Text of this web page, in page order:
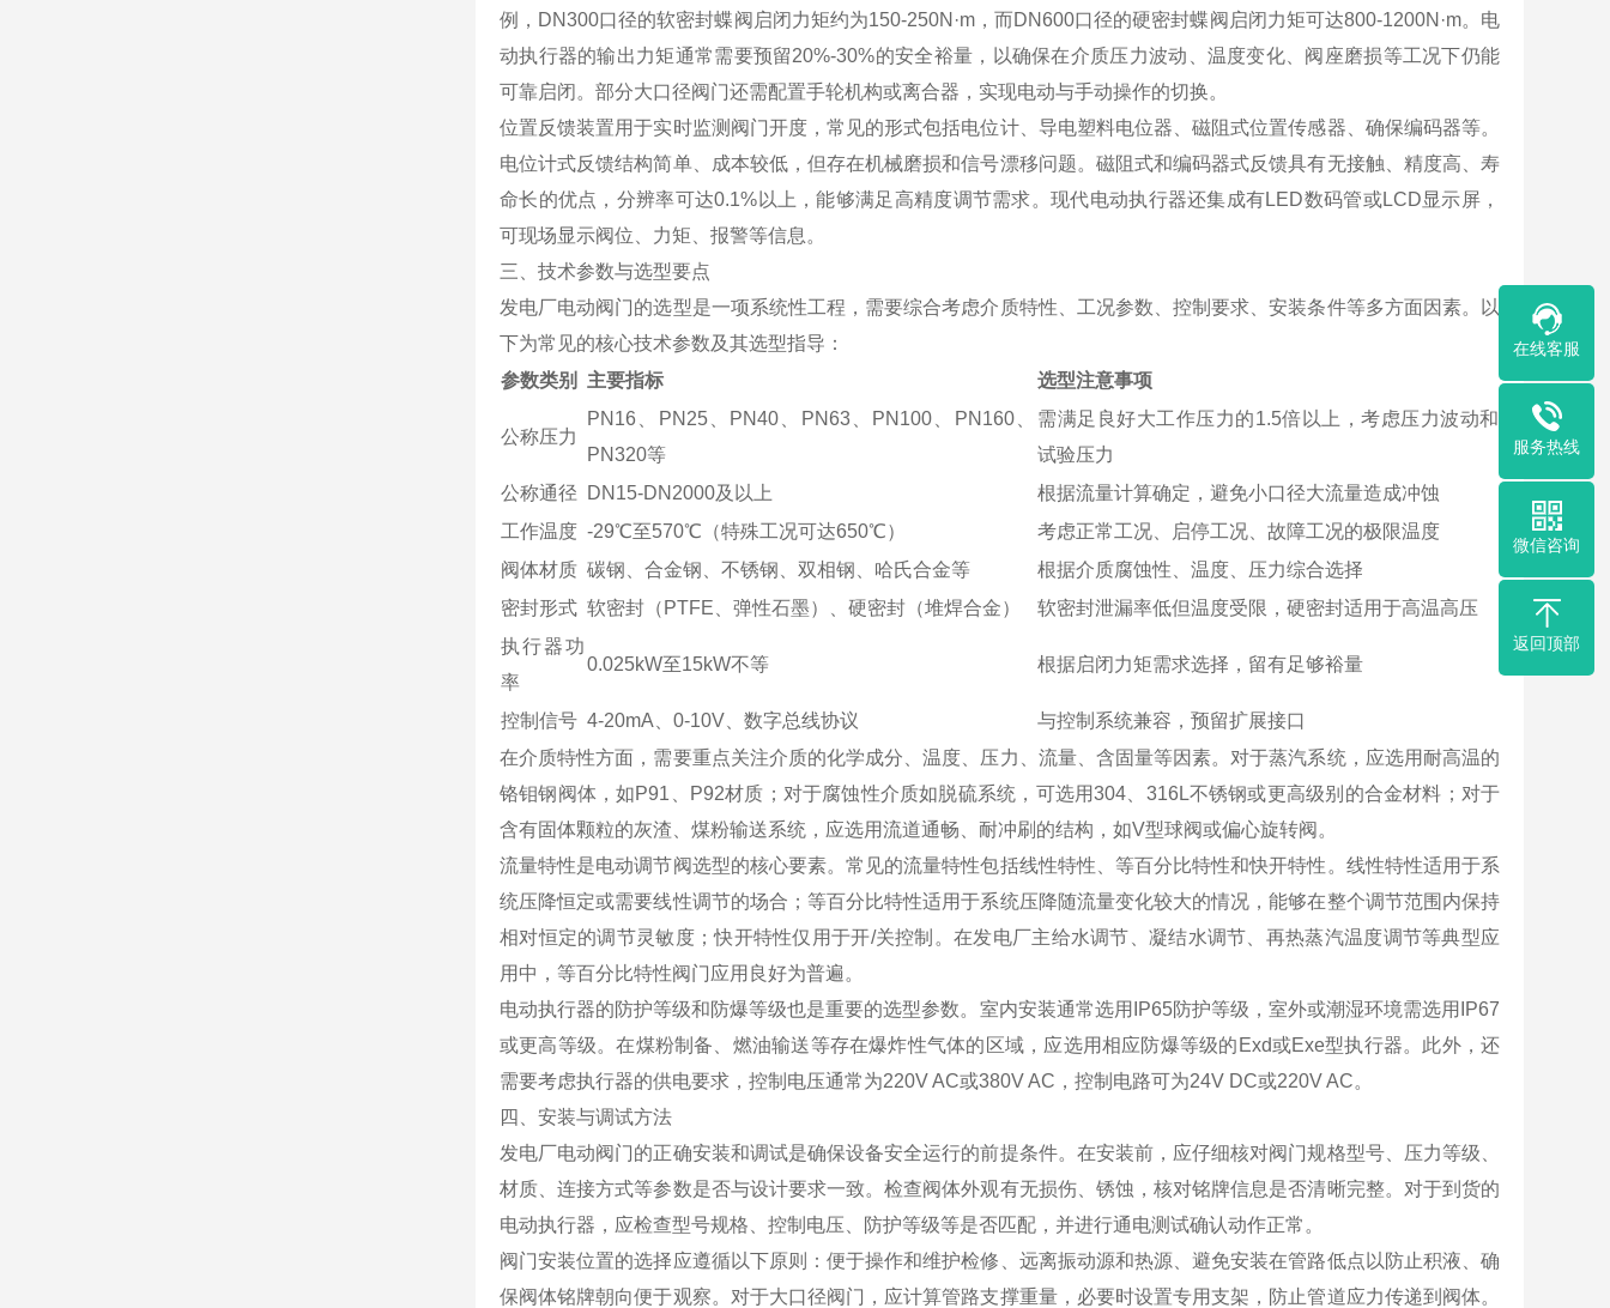
例，DN300口径的软密封蝶阀启闭力矩约为150-250N·m，而DN600口径的硬密封蝶阀启闭力矩可达800-1200N·m。电
动执行器的输出力矩通常需要预留20%-30%的安全裕量，以确保在介质压力波动、温度变化、阀座磨损等工况下仍能
可靠启闭。部分大口径阀门还需配置手轮机构或离合器，实现电动与手动操作的切换。
位置反馈装置用于实时监测阀门开度，常见的形式包括电位计、导电塑料电位器、磁阻式位置传感器、确保编码器等。
电位计式反馈结构简单、成本较低，但存在机械磨损和信号漂移问题。磁阻式和编码器式反馈具有无接触、精度高、寿
命长的优点，分辨率可达0.1%以上，能够满足高精度调节需求。现代电动执行器还集成有LED数码管或LCD显示屏，
可现场显示阀位、力矩、报警等信息。
三、技术参数与选型要点
发电厂电动阀门的选型是一项系统性工程，需要综合考虑介质特性、工况参数、控制要求、安装条件等多方面因素。以
下为常见的核心技术参数及其选型指导：
参数类别
主要指标 选型注意事项
公称压力
PN16、PN25、PN40、PN63、PN100、PN160、
PN320等
需满足良好大工作压力的1.5倍以上，考虑压力波动和
试验压力
公称通径
DN15-DN2000及以上
根据流量计算确定，避免小口径大流量造成冲蚀
工作温度 -29℃至570℃（特殊工况可达650℃）
考虑正常工况、启停工况、故障工况的极限温度
阀体材质 碳钢、合金钢、不锈钢、双相钢、哈氏合金等
根据介质腐蚀性、温度、压力综合选择
密封形式 软密封（PTFE、弹性石墨）、硬密封（堆焊合金）
软密封泄漏率低但温度受限，硬密封适用于高温高压
执行器功
率
0.025kW至15kW不等 根据启闭力矩需求选择，留有足够裕量
控制信号 4-20mA、0-10V、数字总线协议
与控制系统兼容，预留扩展接口
在介质特性方面，需要重点关注介质的化学成分、温度、压力、流量、含固量等因素。对于蒸汽系统，应选用耐高温的
铬钼钢阀体，如P91、P92材质；对于腐蚀性介质如脱硫系统，可选用304、316L不锈钢或更高级别的合金材料；对于
含有固体颗粒的灰渣、煤粉输送系统，应选用流道通畅、耐冲刷的结构，如V型球阀或偏心旋转阀。
流量特性是电动调节阀选型的核心要素。常见的流量特性包括线性特性、等百分比特性和快开特性。线性特性适用于系
统压降恒定或需要线性调节的场合；等百分比特性适用于系统压降随流量变化较大的情况，能够在整个调节范围内保持
相对恒定的调节灵敏度；快开特性仅用于开/关控制。在发电厂主给水调节、凝结水调节、再热蒸汽温度调节等典型应
用中，等百分比特性阀门应用良好为普遍。
电动执行器的防护等级和防爆等级也是重要的选型参数。室内安装通常选用IP65防护等级，室外或潮湿环境需选用IP67
或更高等级。在煤粉制备、燃油输送等存在爆炸性气体的区域，应选用相应防爆等级的Exd或Exe型执行器。此外，还
需要考虑执行器的供电要求，控制电压通常为220V AC或380V AC，控制电路可为24V DC或220V AC。
四、安装与调试方法
发电厂电动阀门的正确安装和调试是确保设备安全运行的前提条件。在安装前，应仔细核对阀门规格型号、压力等级、
材质、连接方式等参数是否与设计要求一致。检查阀体外观有无损伤、锈蚀，核对铭牌信息是否清晰完整。对于到货的
电动执行器，应检查型号规格、控制电压、防护等级等是否匹配，并进行通电测试确认动作正常。
阀门安装位置的选择应遵循以下原则：便于操作和维护检修、远离振动源和热源、避免安装在管路低点以防止积液、确
保阀体铭牌朝向便于观察。对于大口径阀门，应计算管路支撑重量，必要时设置专用支架，防止管道应力传递到阀体。
在线客服
服务热线
微信咨询
返回顶部